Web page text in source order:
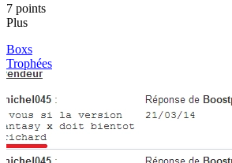
7 points
Plus
Boxs
Trophées